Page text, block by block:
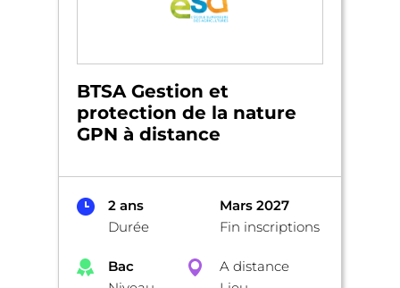
BTSA Gestion et
protection de la nature
GPN à distance
2 ans
Durée
Mars 2027
Fin inscriptions
Bac
A distance